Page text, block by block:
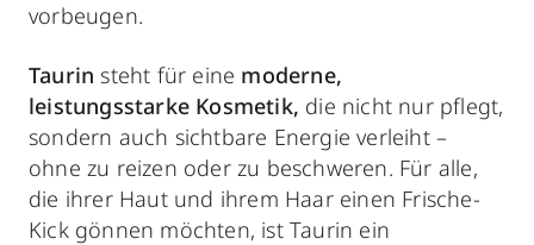
vorbeugen.
Taurin steht für eine moderne,
leistungsstarke Kosmetik, die nicht nur pflegt,
sondern auch sichtbare Energie verleiht –
ohne zu reizen oder zu beschweren. Für alle,
die ihrer Haut und ihrem Haar einen Frische-
Kick gönnen möchten, ist Taurin ein